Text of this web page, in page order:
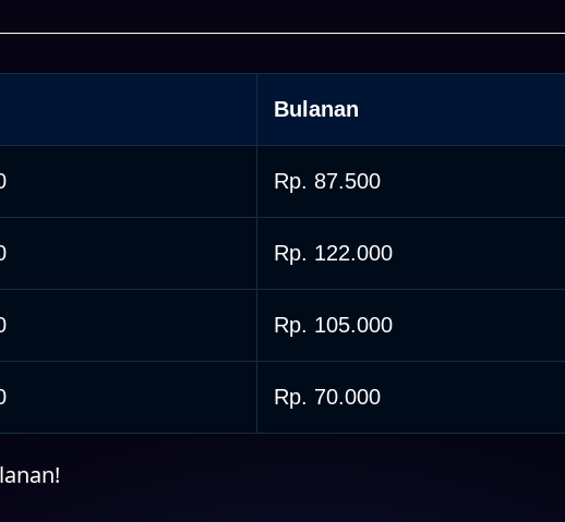
Bulanan
Rp. 87.500
Rp. 122.000
Rp. 105.000
Rp. 70.000